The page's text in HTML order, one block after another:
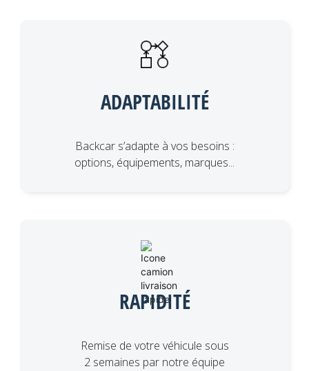
ADAPTABILITÉ
Backcar s’adapte à vos besoins :
options, équipements, marques...
RAPIDITÉ
Remise de votre véhicule sous
2 semaines par notre équipe